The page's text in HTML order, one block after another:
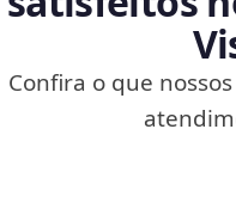
Confira o que